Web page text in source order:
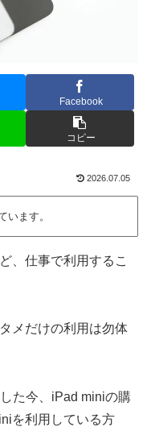
Facebook
コピー
2026.07.05
います。
、仕事で利用するこ
メだけの利用は勿体
た今、iPad miniの購
を利用している方